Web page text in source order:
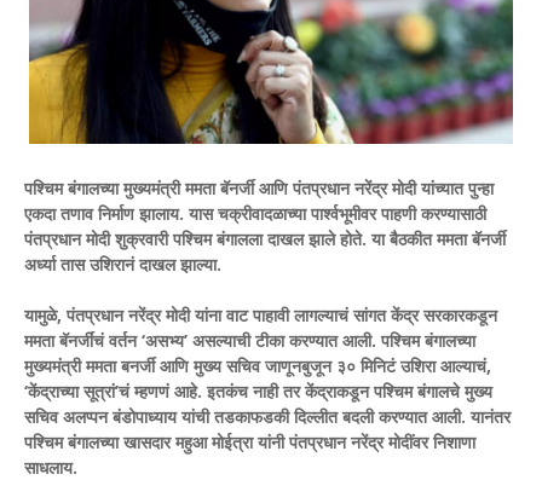
पश्चिम बंगालच्या मुख्यमंत्री ममता बॅनर्जी आणि पंतप्रधान नरेंद्र मोदी यांच्यात पुन्हा
एकदा तणाव निर्माण झालाय. यास चक्रीवादळाच्या पार्श्वभूमीवर पाहणी करण्यासाठी
पंतप्रधान मोदी शुक्रवारी पश्चिम बंगालला दाखल झाले होते. या बैठकीत ममता बॅनर्जी
अर्ध्या तास उशिरानं दाखल झाल्या.
यामुळे, पंतप्रधान नरेंद्र मोदी यांना वाट पाहावी लागल्याचं सांगत केंद्र सरकारकडून
ममता बॅनर्जींचं वर्तन ‘असभ्य’ असल्याची टीका करण्यात आली. पश्चिम बंगालच्या
मुख्यमंत्री ममता बनर्जी आणि मुख्य सचिव जाणूनबुजून ३० मिनिटं उशिरा आल्याचं,
‘केंद्राच्या सूत्रां’चं म्हणणं आहे. इतकंच नाही तर केंद्राकडून पश्चिम बंगालचे मुख्य
सचिव अलप्पन बंडोपाध्याय यांची तडकाफडकी दिल्लीत बदली करण्यात आली. यानंतर
पश्चिम बंगालच्या खासदार महुआ मोईत्रा यांनी पंतप्रधान नरेंद्र मोदींवर निशाणा
साधलाय.